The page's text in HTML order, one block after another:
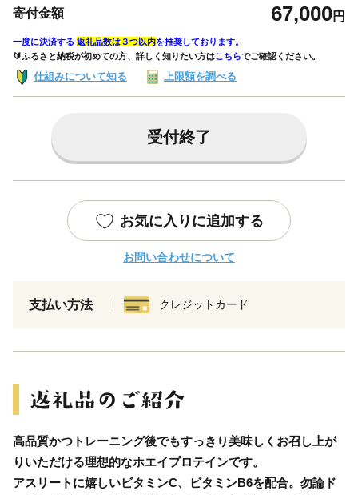
寄付金額 67,000円
一度に決済する 返礼品数は３つ以内を推奨しております。
🔰ふるさと納税が初めての方、詳しく知りたい方はこちらでご確認ください。
仕組みについて知る 上限額を調べる
受付終了
お気に入りに追加する
お問い合わせについて
支払い方法 クレジットカード
高品質かつトレーニング後でもすっきり美味しくお召し上が
りいただける理想的なホエイプロテインです。
アスリートに嬉しいビタミンC、ビタミンB6を配合。勿論ド